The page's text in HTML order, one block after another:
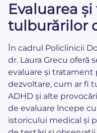
Evaluarea
tulburărilor
În cadrul Policlinicii
dr. Laura Grecu oferă
evaluare și
dezvoltare, cum ar fi
ADHD și alte
de evaluare începe
istoricului medical și